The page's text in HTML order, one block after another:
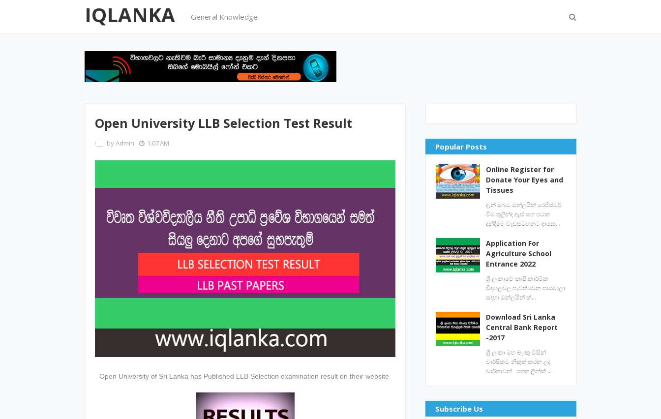
IQLANKA General Knowledge
Open University LLB Selection Test Result
byAdmin 1:07 AM
Open University of Sri Lanka has Published LLB Selection examination result on their website
Popular Posts
Online Register for
Donate Your Eyes and
Tissues
දැන් ඔබට ඔන්ලයින් රෙජිස්ටර්
වීම තුළින්ද ඇස් සහ පටක
දන්දීමේ වැඩසටහනට දායක…
Application For
Agriculture School
Entrance 2022
ශ්‍රී ලංකාවේ කෘෂි කාර්මික
විද්‍යාලවල පැවත්වෙන පාඨමාලා
සදහා ඔන්ලයින් ක්…
Download Sri Lanka
Central Bank Report
-2017
ශ්‍රී ලංකා මහ බැංකු විසින්
වාර්ෂිකව නිකුත් කරන ලද
වාර්තාවන් පහත ලින්ක් …
Subscribe Us